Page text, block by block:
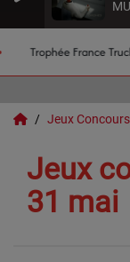
Trophée France
Jeux Concours
Jeux
31 mai